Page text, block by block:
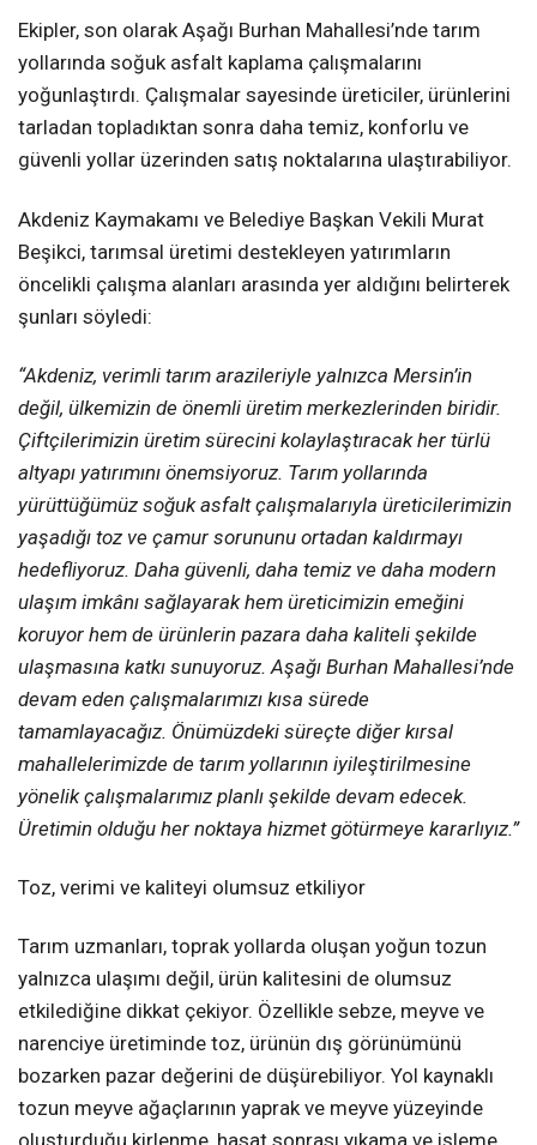
Ekipler, son olarak Aşağı Burhan Mahallesi’nde tarım
yollarında soğuk asfalt kaplama çalışmalarını
yoğunlaştırdı. Çalışmalar sayesinde üreticiler, ürünlerini
tarladan topladıktan sonra daha temiz, konforlu ve
güvenli yollar üzerinden satış noktalarına ulaştırabiliyor.
Akdeniz Kaymakamı ve Belediye Başkan Vekili Murat
Beşikci, tarımsal üretimi destekleyen yatırımların
öncelikli çalışma alanları arasında yer aldığını belirterek
şunları söyledi:
“Akdeniz, verimli tarım arazileriyle yalnızca Mersin’in
değil, ülkemizin de önemli üretim merkezlerinden biridir.
Çiftçilerimizin üretim sürecini kolaylaştıracak her türlü
altyapı yatırımını önemsiyoruz. Tarım yollarında
yürüttüğümüz soğuk asfalt çalışmalarıyla üreticilerimizin
yaşadığı toz ve çamur sorununu ortadan kaldırmayı
hedefliyoruz. Daha güvenli, daha temiz ve daha modern
ulaşım imkânı sağlayarak hem üreticimizin emeğini
koruyor hem de ürünlerin pazara daha kaliteli şekilde
ulaşmasına katkı sunuyoruz. Aşağı Burhan Mahallesi’nde
devam eden çalışmalarımızı kısa sürede
tamamlayacağız. Önümüzdeki süreçte diğer kırsal
mahallelerimizde de tarım yollarının iyileştirilmesine
yönelik çalışmalarımız planlı şekilde devam edecek.
Üretimin olduğu her noktaya hizmet götürmeye kararlıyız.”
Toz, verimi ve kaliteyi olumsuz etkiliyor
Tarım uzmanları, toprak yollarda oluşan yoğun tozun
yalnızca ulaşımı değil, ürün kalitesini de olumsuz
etkilediğine dikkat çekiyor. Özellikle sebze, meyve ve
narenciye üretiminde toz, ürünün dış görünümünü
bozarken pazar değerini de düşürebiliyor. Yol kaynaklı
tozun meyve ağaçlarının yaprak ve meyve yüzeyinde
oluşturduğu kirlenme, hasat sonrası yıkama ve işleme